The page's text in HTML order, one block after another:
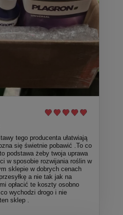
tego producenta ułatwiają
się świetnie pobawić .To co
podstawa żeby twoja uprawa
w sposobie rozwijania roślin w
sklepie w dobrych cenach
a nie tak jak na
opłacić te koszty osobno
wychodzi drogo i nie
sklep .